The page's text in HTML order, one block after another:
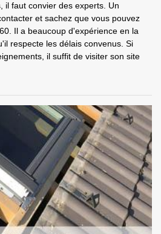
il faut convier des experts. Un
et sachez que vous pouvez
Il a beaucoup d'expérience en la
respecte les délais convenus. Si
il suffit de visiter son site